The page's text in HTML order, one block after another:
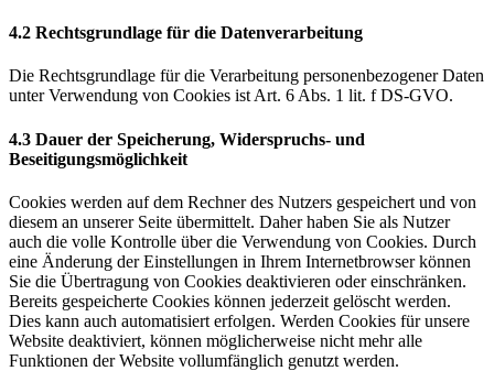
4.2 Rechtsgrundlage für die Datenverarbeitung
Die Rechtsgrundlage für die Verarbeitung personenbezogener Daten
unter Verwendung von Cookies ist Art. 6 Abs. 1 lit. f DS-GVO.
4.3 Dauer der Speicherung, Widerspruchs- und
Beseitigungsmöglichkeit
Cookies werden auf dem Rechner des Nutzers gespeichert und von
diesem an unserer Seite übermittelt. Daher haben Sie als Nutzer
auch die volle Kontrolle über die Verwendung von Cookies. Durch
eine Änderung der Einstellungen in Ihrem Internetbrowser können
Sie die Übertragung von Cookies deaktivieren oder einschränken.
Bereits gespeicherte Cookies können jederzeit gelöscht werden.
Dies kann auch automatisiert erfolgen. Werden Cookies für unsere
Website deaktiviert, können möglicherweise nicht mehr alle
Funktionen der Website vollumfänglich genutzt werden.